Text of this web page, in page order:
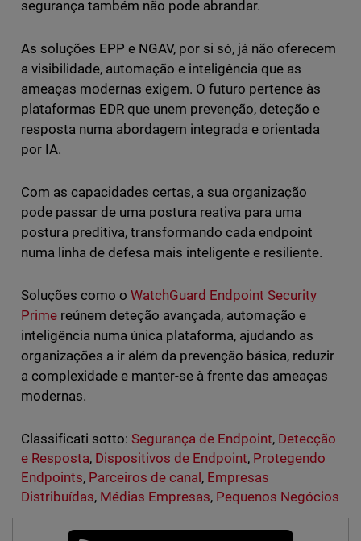
segurança também não pode abrandar.
As soluções EPP e NGAV, por si só, já não oferecem
a visibilidade, automação e inteligência que as
ameaças modernas exigem. O futuro pertence às
plataformas EDR que unem prevenção, deteção e
resposta numa abordagem integrada e orientada
por IA.
Com as capacidades certas, a sua organização
pode passar de uma postura reativa para uma
postura preditiva, transformando cada endpoint
numa linha de defesa mais inteligente e resiliente.
Soluções como o WatchGuard Endpoint Security
Primereúnem deteção avançada, automação e
inteligência numa única plataforma, ajudando as
organizações a ir além da prevenção básica, reduzir
a complexidade e manter-se à frente das ameaças
modernas.
Classificati sotto: Segurança de Endpoint, Detecção
e Resposta, Dispositivos de Endpoint, Protegendo
Endpoints, Parceiros de canal , Empresas
Distribuídas, Médias Empresas, Pequenos Negócios